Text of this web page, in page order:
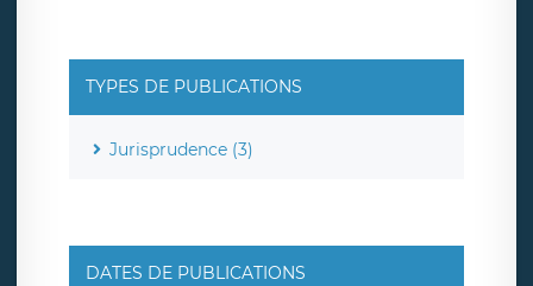
TYPES DE PUBLICATIONS
Jurisprudence (3)
DATES DE PUBLICATIONS